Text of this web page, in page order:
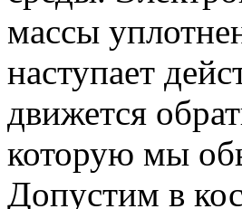
массы
наступает
движется
которую мы
Допустим в